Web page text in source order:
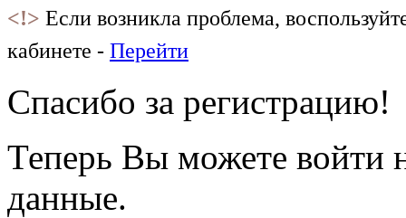
<!> Если возникла проблема,
кабинете - Перейти
Спасибо за регистрацию!
Теперь Вы можете войти
данные.